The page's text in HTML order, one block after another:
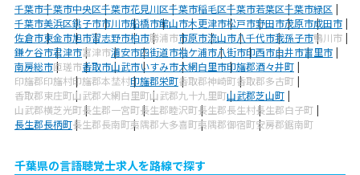
千葉市千葉市中央区千葉市花見川区千葉市稲毛区千葉市若葉区千葉市緑区
千葉市美浜区銚子市市川市船橋市館山市木更津市松戸市野田市茂原市成田市
佐倉市東金市旭市習志野市柏市勝浦市市原市流山市八千代市我孫子市鴨川市
鎌ケ谷市君津市富津市浦安市四街道市袖ケ浦市八街市印西市白井市富里市
南房総市匝瑳市香取市山武市いすみ市大網白里市印旛郡酒々井町
印旛郡印旛村印旛郡本埜村印旛郡栄町香取郡神崎町香取郡多古町
香取郡東庄町山武郡大網白里町山武郡九十九里町山武郡芝山町
山武郡横芝光町長生郡一宮町長生郡睦沢町長生郡長生村長生郡白子町
長生郡長柄町長生郡長南町夷隅郡大多喜町夷隅郡御宿町安房郡鋸南町
千葉県の言語聴覚士求人を路線で探す